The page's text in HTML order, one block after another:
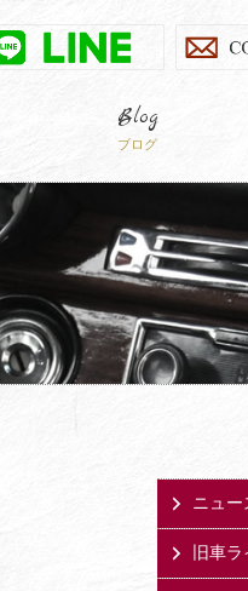
Blog
ブログ
ニュー
旧車